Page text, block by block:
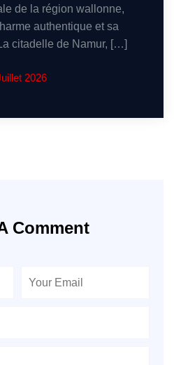
de la région wallonne,
authentique et sa
citadelle de Namur, […]
2026
Comment